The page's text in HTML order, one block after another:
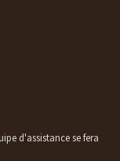
d'assistance se fera